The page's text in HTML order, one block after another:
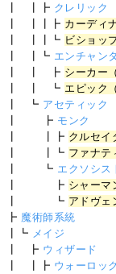
┃ ┃┣ クレリック
┃ ┃┃┣ カーディ
┃ ┃┃┗ ビショッ
┃ ┃┗ エンチャン
┃ ┃ ┣ シーカー
┃ ┃ ┗ エピック
┃ ┗ アセティック
┃ ┣ モンク
┃ ┃┣ クルセイ
┃ ┃┗ ファナテ
┃ ┗ エクソシス
┃ ┣ シャーマ
┃ ┗ アドヴェ
┣ 魔術師系統
┃┗ メイジ
┃ ┣ ウィザード
┃ ┃┣ ウォーロック